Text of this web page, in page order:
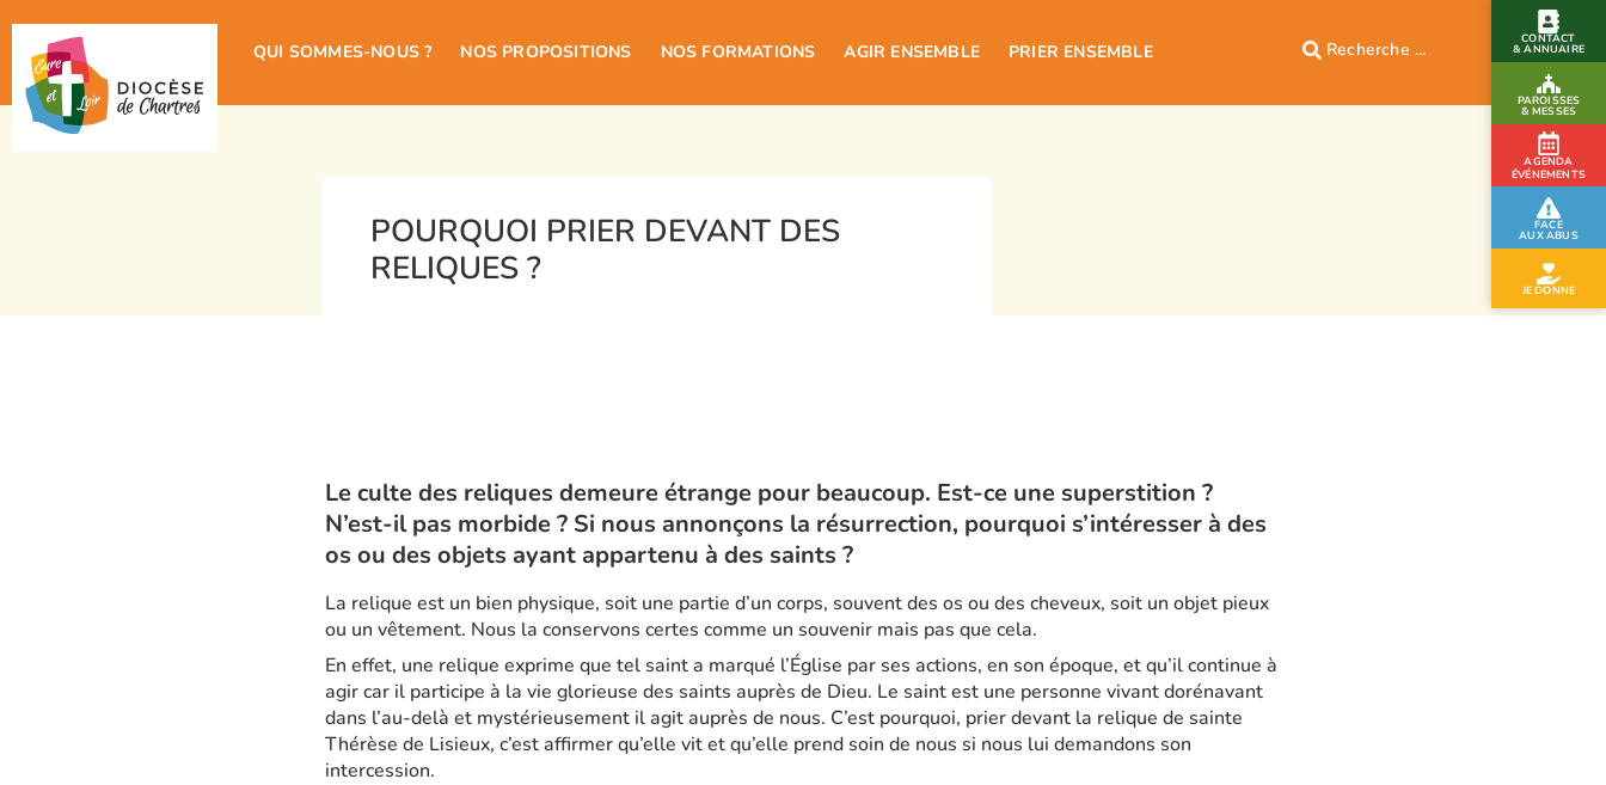
CONTACT
& ANNUAIRE
PAROISSES
& MESSES
AGENDA
ÉVÉNEMENTS
FACE
AUX ABUS
JE DONNE
QUI SOMMES-NOUS ? NOS PROPOSITIONS NOS FORMATIONS AGIR ENSEMBLE PRIER ENSEMBLE
POURQUOI PRIER DEVANT DES
RELIQUES ?
Le culte des reliques demeure étrange pour beaucoup. Est-ce une superstition ?
N’est-il pas morbide ? Si nous annonçons la résurrection, pourquoi s’intéresser à des
os ou des objets ayant appartenu à des saints ?
La relique est un bien physique, soit une partie d’un corps, souvent des os ou des cheveux, soit un objet pieux
ou un vêtement. Nous la conservons certes comme un souvenir mais pas que cela.
En effet, une relique exprime que tel saint a marqué l’Église par ses actions, en son époque, et qu’il continue à
agir car il participe à la vie glorieuse des saints auprès de Dieu. Le saint est une personne vivant dorénavant
dans l’au-delà et mystérieusement il agit auprès de nous. C’est pourquoi, prier devant la relique de sainte
Thérèse de Lisieux, c’est affirmer qu’elle vit et qu’elle prend soin de nous si nous lui demandons son
intercession.